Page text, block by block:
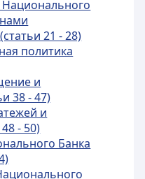
Национального
21 - 28)
политика
и
38 - 47)
и
- 50)
Банка